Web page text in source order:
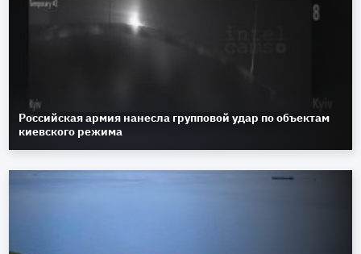
Российская армия нанесла групповой удар по объектам
киевского режима